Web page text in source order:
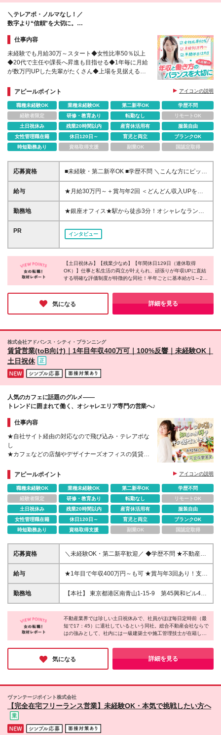
＼テレアポ・ノルマなし！／
数字より“信頼”を大切に。
仕事内容
未経験でも月給30万～スタート◆女性比率50％以上
◆20代で主任や課長へ昇進も目指せる◆1年毎に月給
が数万円UPした先輩がたくさん◆上場を見据える急
アピールポイント
アイコンの説明
職種未経験OK 業種未経験OK 第二新卒OK
学歴不問
経験者限定
研修・教育あり 転勤なし
リモートOK
土日祝休み
残業20時間以内 産育休活用有
服装自由
女性管理職在籍
休日120日～ 育児と両立
ブランクOK
時短勤務あり
資格取得支援 副業OK 国認定取得
応募資格
■未経験・第二新卒OK ■学歴不問 ＼こんな方にピッタ
リです！／ ◎人と話すことが好きな方 ◎チームワー
クを大切にして働きたい方 ◎周りから「ポジティブ
給与
★月給30万円～＋賞与年2回 ＜どんどん収入UPを目
指せます＞ 現在活躍している営業担当社員は、 全員
が入社1年で月給32万円～35万円に昇給◎ 実際の残業
いたします。 ※月給の金額は、スキルや経験を考慮の
となります。その他給与や待遇に差異はありませ
ん。） ※上記給与は固定時間外労働手当40時間分
（月71,500円）を含みます。万が一残業時間が40時
業代は全額支給します。
勤務地
★銀座オフィス★駅から徒歩3分！オシャレなランチ
スポットがいっぱい！ ★多くの路線が利用でき、通
勤や取引先企業様の訪問に便利です♪ 【東京オフィ
ス】 東京都中央区銀座7-17-2 アーク銀座ビルディ
ング6F ※(変更の範囲)初回配属の東京オフィスを除
き、千葉本社
PR
インタビュー
【土日祝休み】【残業少なめ】【年間休日129日（連休取得
OK）】仕事と私生活の両立が叶えられ、頑張りが年収UPに直結
する明確な評価制度が特徴的な同社！半年ごとに基本給が1～2万
円アップするため、収入が2倍近くになった社員もいるのだと
か。そんな同社は、チームで成果を喜び合う温かい雰囲気があ
り、先輩のサポートや寄り添った指導も充実♪ここでなら、一人
ひとりが安心して希望のキャリアを歩めそうだと感じました！
気になる 詳細を見る
株式会社アドバンス・シティ・プランニング
賃貸営業(toB向け)｜1年目年収400万可｜100%反響｜未経験OK｜
土日祝休
人気のカフェに話題のグルメ――
トレンドに囲まれて働く、オシャレエリア専門の営業へ♪
仕事内容
★自社サイト経由の対応なので飛び込み・テレアポな
し
★カフェなどの店舗やデザイナーズオフィスの賃貸仲
★表参道・神宮前・渋谷・恵比寿・代官山などオシャ
レエリア物件
★土日祝休み＆年間休日126日
アピールポイント アイコンの説明
職種未経験OK 業種未経験OK 第二新卒OK
学歴不問
経験者限定
研修・教育あり 転勤なし
リモートOK
土日祝休み
残業20時間以内 産育休活用有
服装自由
女性管理職在籍
休日120日～ 育児と両立
ブランクOK
時短勤務あり
資格取得支援 副業OK 国認定取得
応募資格
＼未経験OK・第二新卒歓迎／ ◆学歴不問 ★不動産知
識のある方、営業経験をお持ちの方は優遇します！
～こんな方は向いています！～ ◎居酒屋や飲食店な
敏感で、新しいお店やカフェ等、トレンドをチェック
するのが好きな方 ◎トレンドに興味があり、好奇心
を楽しめる方
給与
★1年目で年収400万円～も可 ★賞与年3回あり！支給
実績年4ヶ月分～ ★インセンティブで稼げる先輩も！
◆月給25万円以上＋各種手当＋交通費全額支給＋イン
験を考慮 ◆月給23万円以上＋各種手当＋交通費全額
支給＋インセンティブ(仲介した物件の成約金額に応
じて支給) └未経験者の場合 ※上記には固定残業手当
過した時間外労働の残業手当は追加支給 ※賃上げ率平
均5％（評価・業績による） ※経験・能力を考慮して
加給・優遇します ※試用期間3ヶ月（給与・待遇に差
勤務地
【本社】 東京都港区南青山1-15-9 第45興和ビル4F
※(変更の範囲)上記を除く当社関連勤務地
不動産業界では珍しい土日祝休みで、社員がほぼ毎日定時前（最
短で17：45）に退社しているという同社。総合不動産会社ならで
はの強みとして、社内には一級建築士や施工管理技士が在籍して
おり、部署の垣根を越えたチームワークで働ける環境があるそう
です。さらに、流行の最先端に触れられる点もこの仕事ならでは
の面白さの一つ。「不動産業界で働きたいけれど、ワークライフ
バランスも大切にしたい」そんな方におすすめです！
気になる 詳細を見る
ヴァンテージポイント株式会社
【完全在宅フリーランス営業】未経験OK・本気で挑戦したい方へ